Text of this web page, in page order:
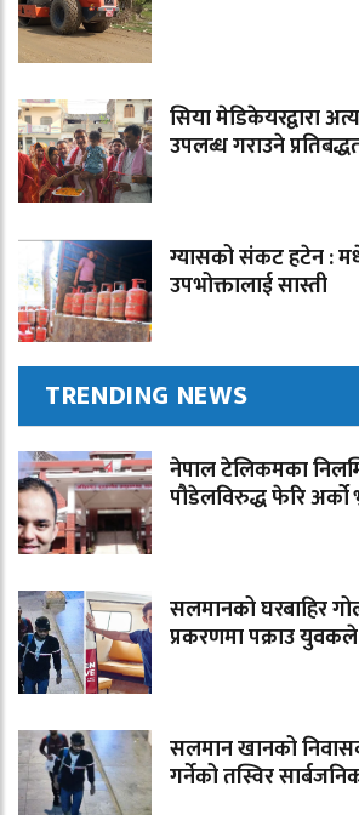
सिया मेडिकेयरद्वारा
उपलब्ध गराउने
ग्यासको संकट हटेन :
उपभोक्तालाई सास्ती
TRENDING NEWS
नेपाल टेलिकमका
पौडेलविरुद्ध फेरि अर्को
सलमानको घरबाहिर
प्रकरणमा पक्राउ
सलमान खानको
गर्नेको तस्विर